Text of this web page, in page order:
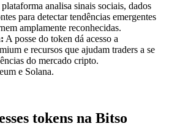
analisa sinais sociais, dados
para detectar tendências emergentes
amplamente reconhecidas.
A posse do token dá acesso a
e recursos que ajudam traders a se
do mercado cripto.
e Solana.
tokens na Bitso